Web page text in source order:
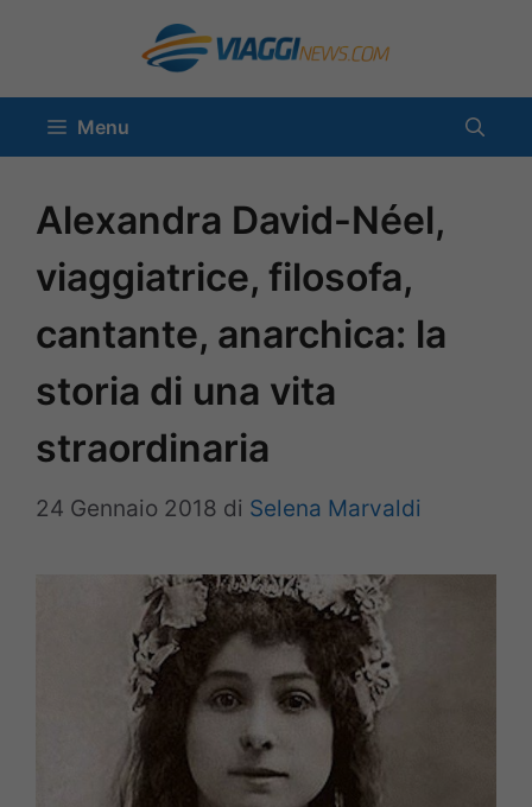
contenuto
Menu
Alexandra David-Néel,
viaggiatrice, filosofa,
cantante, anarchica: la
storia di una vita
straordinaria
24 Gennaio 2018 di Selena Marvaldi